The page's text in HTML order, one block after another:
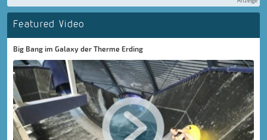
Featured Video
Big Bang im Galaxy der Therme Erding